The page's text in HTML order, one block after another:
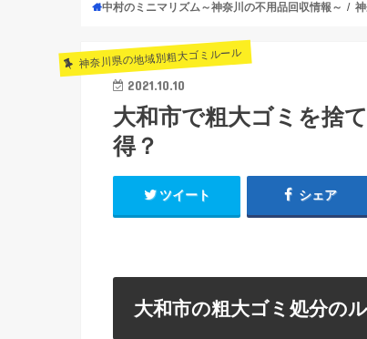
中村のミニマリズム～神奈川の不用品回収情報～
神奈川県の地域別粗大ゴミルール
2021.10.10
大和市で粗大ゴミを捨
得？
ツイート シェア
大和市の粗大ゴミ処分の